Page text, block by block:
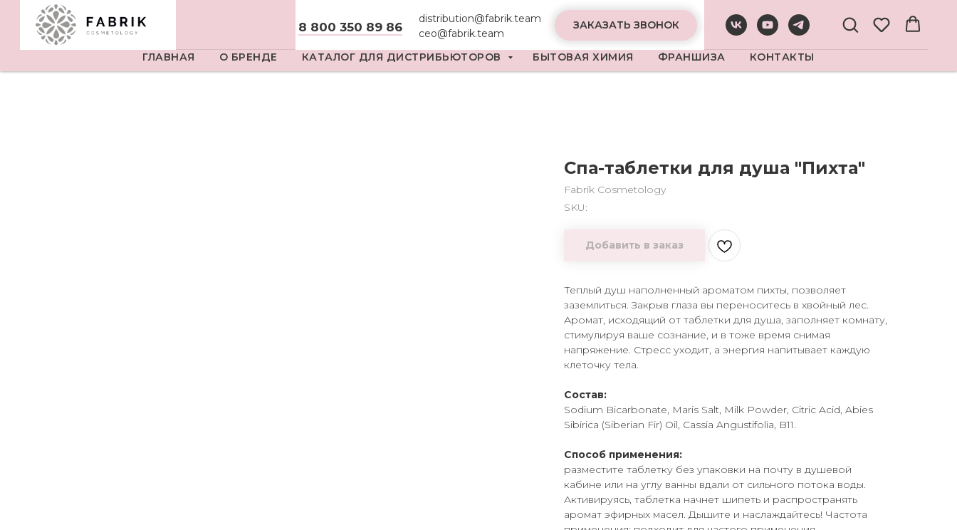
distribution@fabrik.team
ceo@fabrik.team
ЗАКАЗАТЬ ЗВОНОК
8 800 350 89 86
ГЛАВНАЯ О БРЕНДЕ КАТАЛОГ ДЛЯ ДИСТРИБЬЮТОРОВ БЫТОВАЯ ХИМИЯ ФРАНШИЗА КОНТАКТЫ
Спа-таблетки для душа "Пихта"
Fabrik Cosmetology
SKU:
Добавить в заказ
Теплый душ наполненный ароматом пихты, позволяет
заземлиться. Закрыв глаза вы переноситесь в хвойный лес.
Аромат, исходящий от таблетки для душа, заполняет комнату,
стимулируя ваше сознание, и в тоже время снимая
напряжение. Стресс уходит, а энергия напитывает каждую
клеточку тела.
Состав:
Sodium Bicarbonate, Maris Salt, Milk Powder, Citric Acid, Abies
Sibirica (Siberian Fir) Oil, Cassia Angustifolia, B11.
Способ применения:
разместите таблетку без упаковки на почту в душевой
кабине или на углу ванны вдали от сильного потока воды.
Активируясь, таблетка начнет шипеть и распространять
аромат эфирных масел. Дышите и наслаждайтесь! Частота